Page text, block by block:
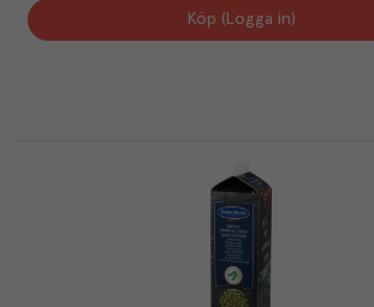
Köp (Logga in)